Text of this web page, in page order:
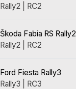
Rally2 | RC2
Škoda Fabia RS Rally2
Rally2 | RC2
Ford Fiesta Rally3
Rally3 | RC3